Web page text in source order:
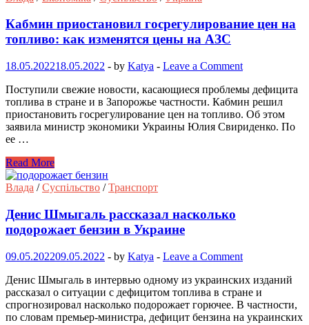
Кабмин приостановил госрегулирование цен на
топливо: как изменятся цены на АЗС
18.05.202218.05.2022 - by Katya - Leave a Comment
Поступили свежие новости, касающиеся проблемы дефицита
топлива в стране и в Запорожье частности. Кабмин решил
приостановить госрегулирование цен на топливо. Об этом
заявила министр экономики Украины Юлия Свириденко. По
ее …
Read More
Влада /Суспільство /Транспорт
Денис Шмыгаль рассказал насколько
подорожает бензин в Украине
09.05.202209.05.2022 - by Katya - Leave a Comment
Денис Шмыгаль в интервью одному из украинских изданий
рассказал о ситуации с дефицитом топлива в стране и
спрогнозировал насколько подорожает горючее. В частности,
по словам премьер-министра, дефицит бензина на украинских